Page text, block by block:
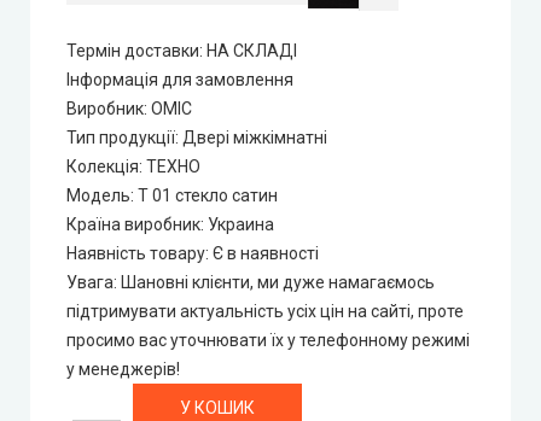
Danapris Doors (Данапріс Дорс)
DRUID (Друід)
Europe Doors
City Line
City Line Express
Syndicate Doors (Сіндікат Дорс)
Термін доставки: НА СКЛАДІ
Інформація для замовлення
Виробник: ОМІС
Тип продукції: Двері міжкімнатні
Колекція: ТЕХНО
Модель: Т 01 стекло сатин
Країна виробник: Украина
Наявність товару: Є в наявності
Увага: Шановні клієнти, ми дуже намагаємось
підтримувати актуальність усіх цін на сайті, проте
просимо вас уточнювати їх у телефонному режимі
у менеджерів!